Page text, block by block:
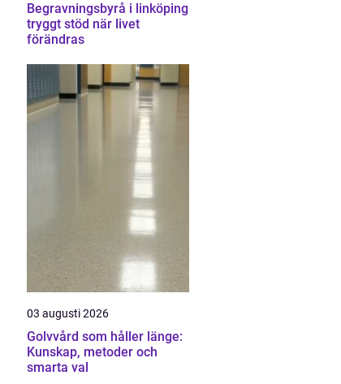
Begravningsbyrå i linköping
tryggt stöd när livet
förändras
03 augusti 2026
Golvvård som håller länge:
Kunskap, metoder och
smarta val